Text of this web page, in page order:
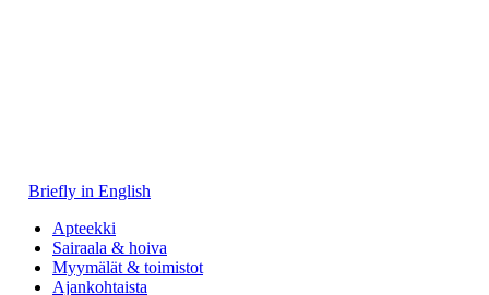
Briefly in English
Apteekki
Sairaala & hoiva
Myymälät & toimistot
Ajankohtaista